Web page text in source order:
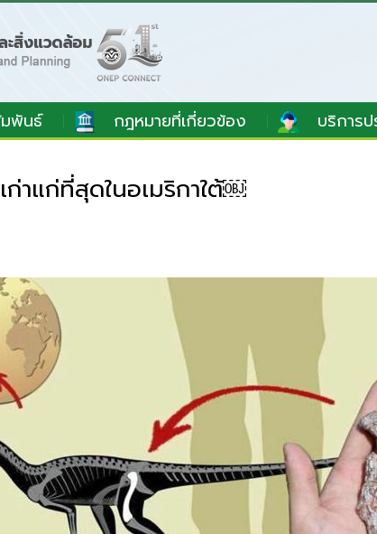
มพันธ์ กฎหมายที่เกี่ยวข้อง บริการป
าแก่ที่สุดในอเมริกาใต้￼